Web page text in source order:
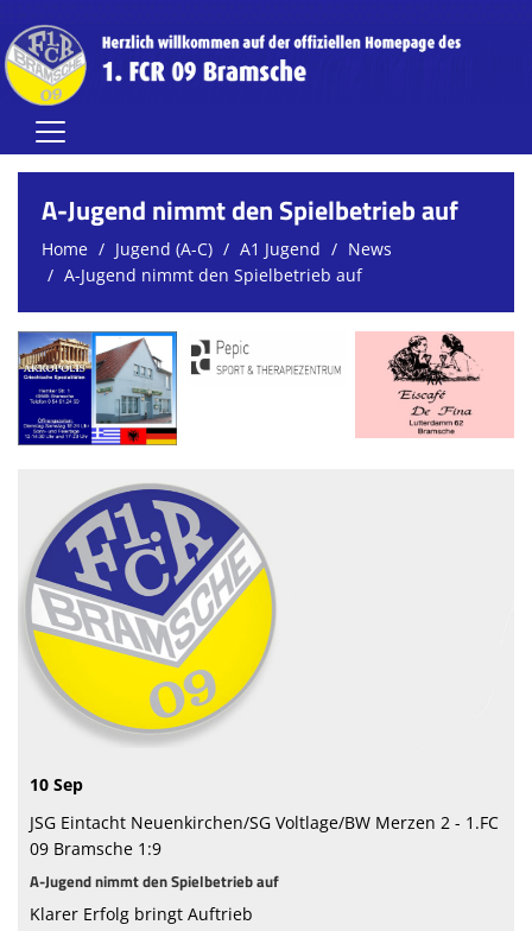
Home
Herren
Damen
Jugend (A-C)
Jugend (D-G)
Vereinsnews
FCR-Clubhaus
Sponsoren
Vorstand & Mitarbeiter
Stadionzeitung
Spielstätten
Trainingszeiten
A-Jugend nimmt den Spielbetrieb auf
Home Jugend (A-C) A1 Jugend
News
A-Jugend nimmt den Spielbetrieb auf
10 Sep
JSG Eintacht Neuenkirchen/SG Voltlage/BW Merzen 2 - 1.FC
09 Bramsche 1:9
A-Jugend nimmt den Spielbetrieb auf
Klarer Erfolg bringt Auftrieb